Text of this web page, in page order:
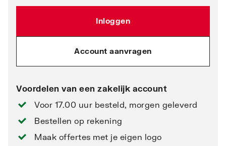
Inloggen
Account aanvragen
Voordelen van een zakelijk account
Voor 17.00 uur besteld, morgen geleverd
Bestellen op rekening
Maak offertes met je eigen logo